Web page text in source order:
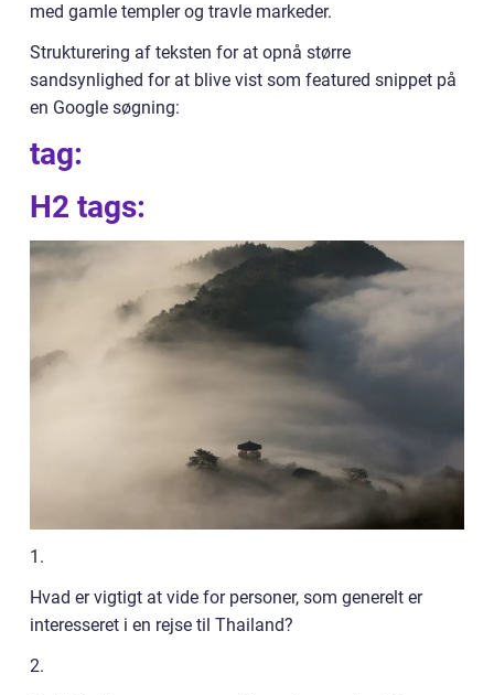
med gamle templer og travle markeder.
Strukturering af teksten for at opnå større
sandsynlighed for at blive vist som featured snippet på
en Google søgning:
tag:
H2 tags:
1.
Hvad er vigtigt at vide for personer, som generelt er
interesseret i en rejse til Thailand?
2.